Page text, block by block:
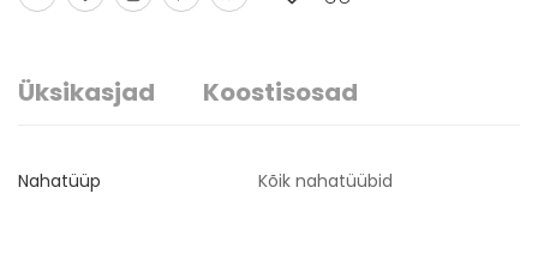
Üksikasjad Koostisosad
Nahatüüp Kõik nahatüübid